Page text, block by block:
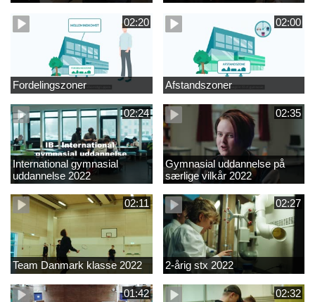
02:20
Fordelingszoner
02:00
Afstandszoner
02:24
International gymnasial
uddannelse 2022
02:35
Gymnasial uddannelse på
særlige vilkår 2022
02:11
Team Danmark klasse 2022
02:27
2-årig stx 2022
01:42 02:32